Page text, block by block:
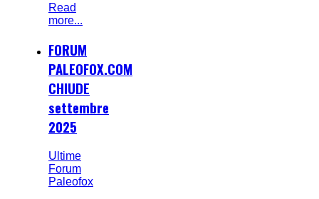
Read
more...
FORUM
PALEOFOX.COM
CHIUDE
settembre
2025
Ultime
Forum
Paleofox